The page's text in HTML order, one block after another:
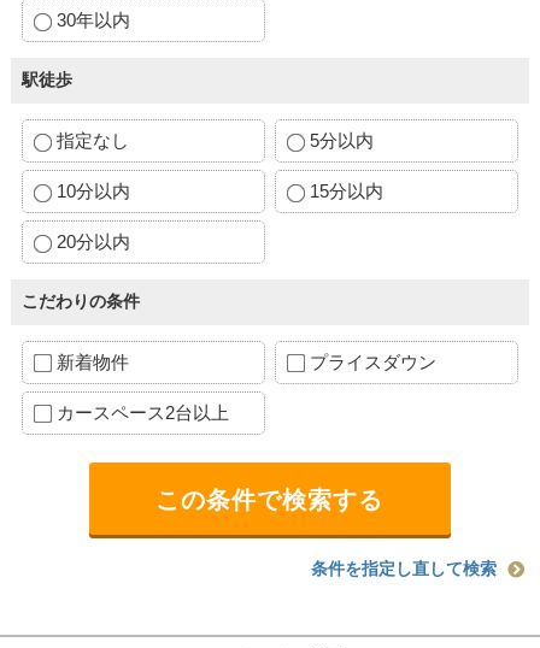
30年以内
駅徒歩
指定なし 5分以内
10分以内 15分以内
20分以内
こだわりの条件
新着物件 プライスダウン
カースペース2台以上
条件を指定し直して検索